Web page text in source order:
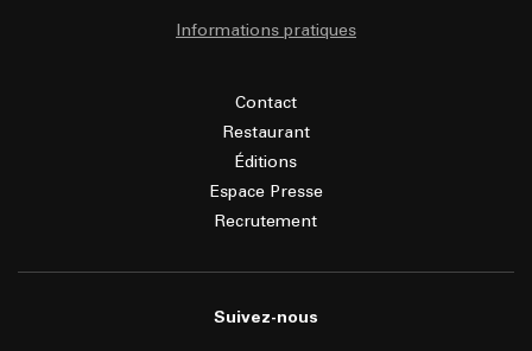
Informations pratiques
Contact
Restaurant
Éditions
Espace Presse
Recrutement
Suivez-nous